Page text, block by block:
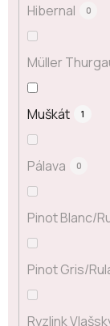
Hibernal 0
Müller
Muškát 1
Pálava 0
Pinot Blanc/
Pinot Gris/
Ryzlink